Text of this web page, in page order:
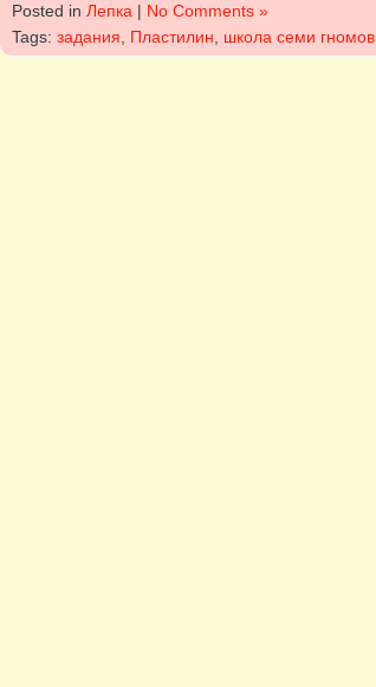
Posted in Лепка | No Comments »
Tags: задания Пластилин школа семи гномов